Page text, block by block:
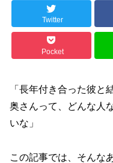
Twitter
Pocket
「長年付き合った彼と
奥さんって、どんな人
いな」
この記事では、そんな